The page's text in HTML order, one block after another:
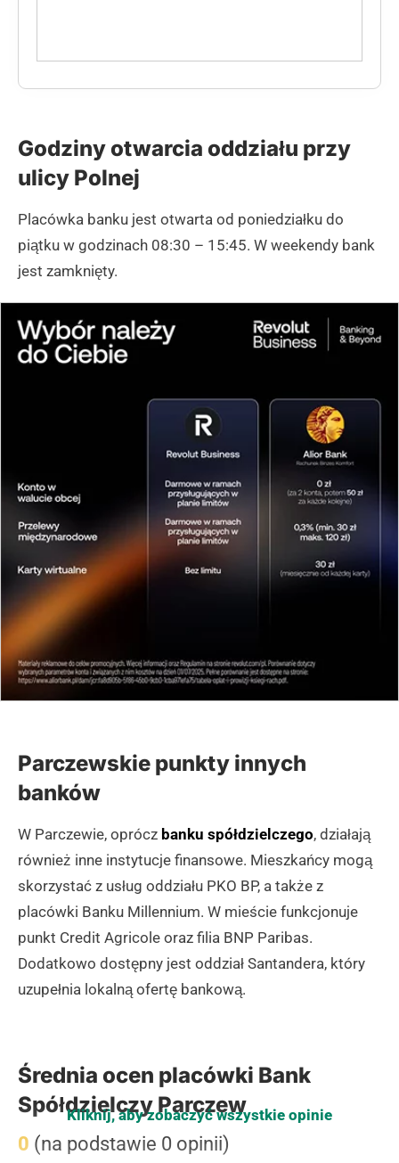
Godziny otwarcia oddziału przy
ulicy Polnej
Placówka banku jest otwarta od poniedziałku do
piątku w godzinach 08:30 – 15:45. W weekendy bank
jest zamknięty.
Parczewskie punkty innych
banków
W Parczewie, oprócz banku spółdzielczego, działają
również inne instytucje finansowe. Mieszkańcy mogą
skorzystać z usług oddziału PKO BP, a także z
placówki Banku Millennium. W mieście funkcjonuje
punkt Credit Agricole oraz filia BNP Paribas.
Dodatkowo dostępny jest oddział Santandera, który
uzupełnia lokalną ofertę bankową.
Średnia ocen placówki Bank
Spółdzielczy Parczew
0 (na podstawie 0 opinii)
Kliknij, aby zobaczyć wszystkie opinie